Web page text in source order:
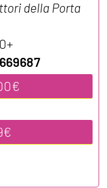
della Porta